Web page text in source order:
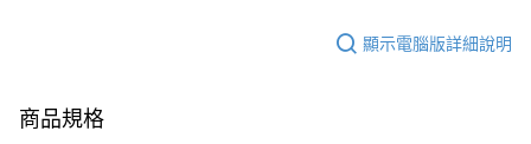
顯示電腦版詳細說明
商品規格